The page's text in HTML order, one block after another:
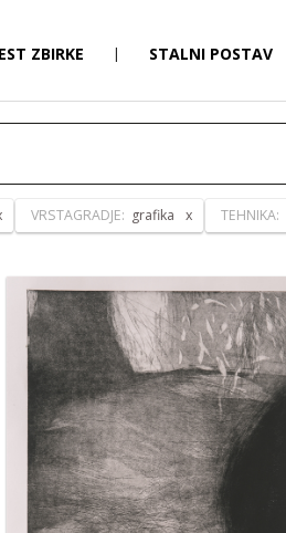
ZBIRKE | STALNI POSTAV
VRSTAGRADJE: grafika TEHNIKA: